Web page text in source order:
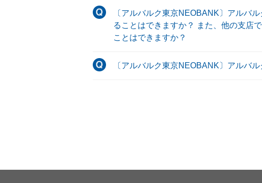
〔アルバルク東京NEOBANK〕アルバ
ることはできますか？ また、他の支店
ことはできますか？
〔アルバルク東京NEOBANK〕アルバ